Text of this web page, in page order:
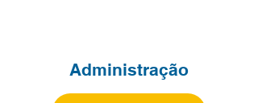
Administração